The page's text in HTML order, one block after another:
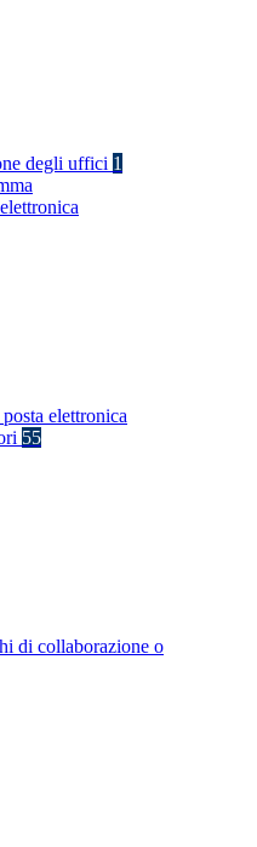
degli uffici 1
elettronica
55
di collaborazione o